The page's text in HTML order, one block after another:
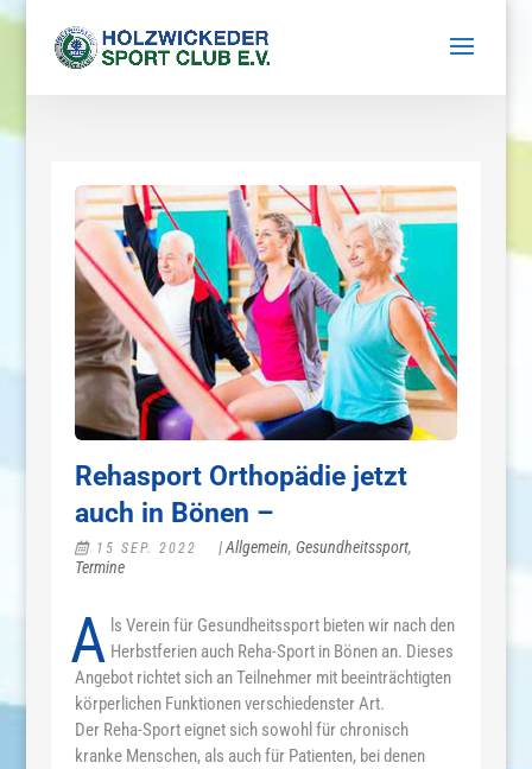
Rehasport Orthopädie jetzt
auch in Bönen –
15 SEP. 2022 |Allgemein, Gesundheitssport,
Termine
A ls Verein für Gesundheitssport bieten wir nach den
Herbstferien auch Reha-Sport in Bönen an. Dieses
Angebot richtet sich an Teilnehmer mit beeinträchtigten
körperlichen Funktionen verschiedenster Art.
Der Reha-Sport eignet sich sowohl für chronisch
kranke Menschen, als auch für Patienten, bei denen